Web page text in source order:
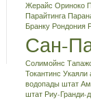
Жерайс Ориноко
Парайтинга
Бранку Рондония
Сан-
Солимойнс
Токантинс Укаяли
водопады штат
штат Риу-Гранди-